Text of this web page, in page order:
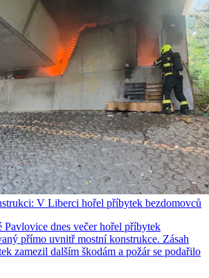
V Liberci hořel příbytek bezdomovců
Pavlovice dnes večer hořel příbytek
přímo uvnitř mostní konstrukce. Zásah
zamezil dalším škodám a požár se podařilo